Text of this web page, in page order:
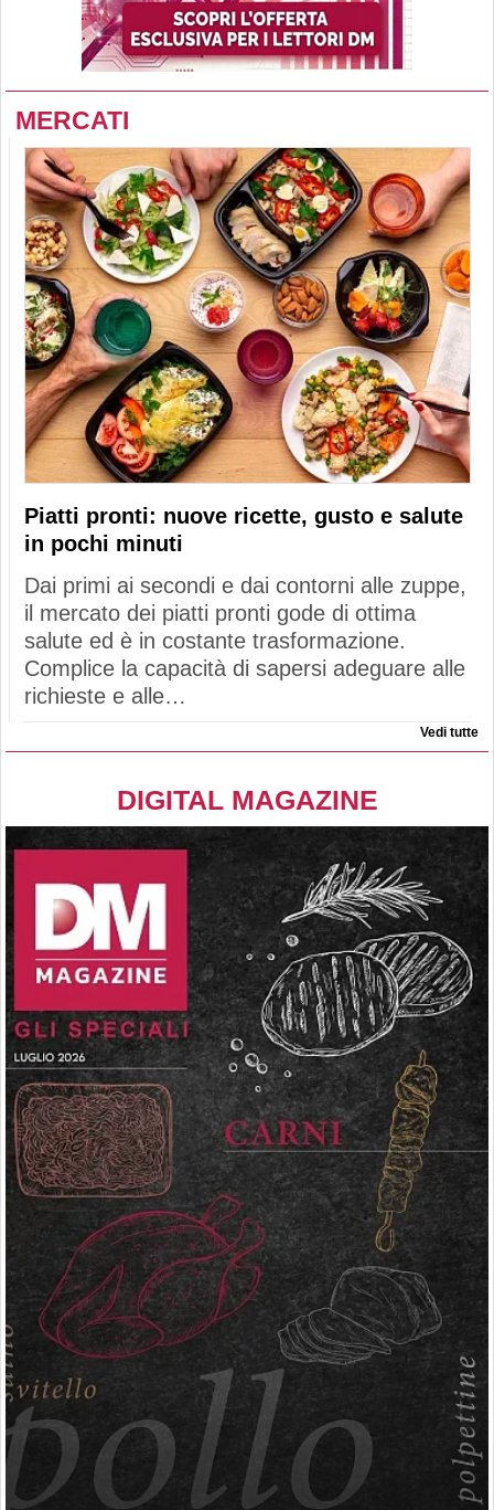
MERCATI
Piatti pronti: nuove ricette, gusto e salute
in pochi minuti
Dai primi ai secondi e dai contorni alle zuppe,
il mercato dei piatti pronti gode di ottima
salute ed è in costante trasformazione.
Complice la capacità di sapersi adeguare alle
richieste e alle…
Vedi tutte
DIGITAL MAGAZINE